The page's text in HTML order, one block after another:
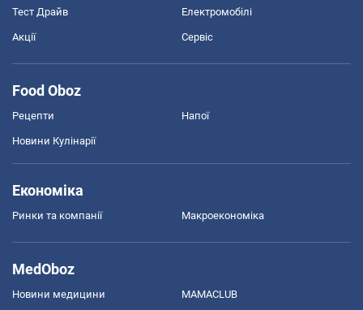
Тест Драйв Електромобілі
Акції Сервіс
Food Oboz
Рецепти Напої
Новини Кулінарії
Економіка
Ринки та компанії Макроекономіка
MedOboz
Новини медицини MAMACLUB